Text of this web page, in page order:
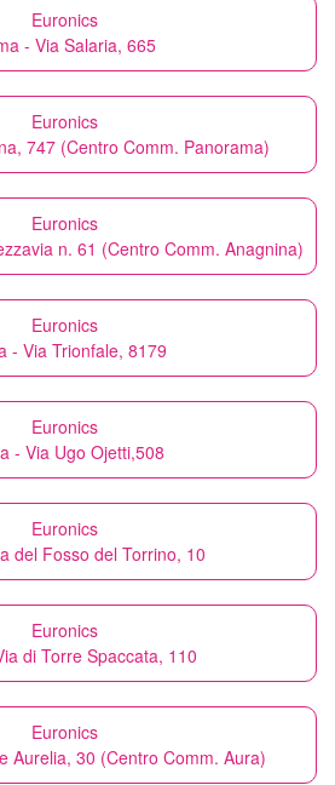
Euronics
- Via Salaria, 665
Euronics
747 (Centro Comm. Panorama)
Euronics
n. 61 (Centro Comm. Anagnina)
Euronics
- Via Trionfale, 8179
Euronics
- Via Ugo Ojetti,508
Euronics
del Fosso del Torrino, 10
Euronics
di Torre Spaccata, 110
Euronics
Aurelia, 30 (Centro Comm. Aura)